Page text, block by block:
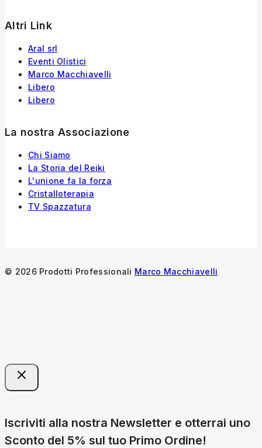
Altri Link
Aral srl
Eventi Olistici
Marco Macchiavelli
Libero
Libero
La nostra Associazione
Chi Siamo
La Storia del Reiki
L'unione fa la forza
Cristalloterapia
TV Spazzatura
© 2026 Prodotti Professionali Marco Macchiavelli
Iscriviti alla nostra Newsletter e otterrai uno
Sconto del 5% sul tuo Primo Ordine!